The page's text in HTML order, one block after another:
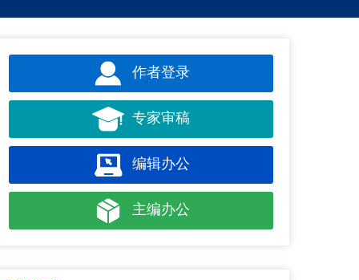
作者登录
专家审稿
编辑办公
主编办公